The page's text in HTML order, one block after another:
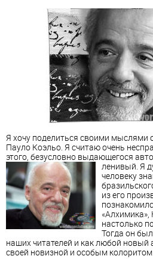
Я хочу поделиться своими мыслями
Пауло Коэльо. Я считаю очень
этого, безусловно выдающегося
ленивый. Я
человеку
из его
настолько
Тогда он
наших читателей и как любой новый
своей новизной и особым колоритом.